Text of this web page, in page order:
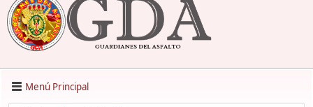
Menú Principal